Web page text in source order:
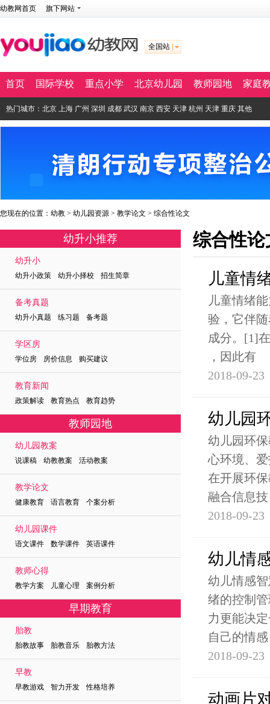
幼教网首页 旗下网站
全国站
首页 国际学校 重点小学 北京幼儿园 教师园地 家庭
热门城市： 北京 上海 广州 深圳 成都 武汉 南京 西安 天津 杭州 天津 重庆 其他
您现在的位置： 幼教 > 幼儿园资源 > 教学论文 > 综合性论文
幼升小推荐
幼升小
幼升小政策 幼升小择校 招生简章
备考真题
幼升小真题 练习题 备考题
学区房
学位房 房价信息 购买建议
教育新闻
政策解读 教育热点 教育趋势
教师园地
幼儿园教案
说课稿 幼教教案 活动教案
教学论文
健康教育 语言教育 个案分析
幼儿园课件
语文课件 数学课件 英语课件
教师心得
教学方案 儿童心理 案例分析
早期教育
胎教
胎教故事 胎教音乐 胎教方法
早教
早教游戏 智力开发 性格培养
综合性论
儿童情
儿童情绪
验，它伴
成分。[1]
，因此有
2018-09-23
幼儿园
幼儿园环
心环境、
在开展环
融合信息技
2018-09-23
幼儿情
幼儿情感
绪的控制
力更能决
自己的情感
2018-09-23
动画片